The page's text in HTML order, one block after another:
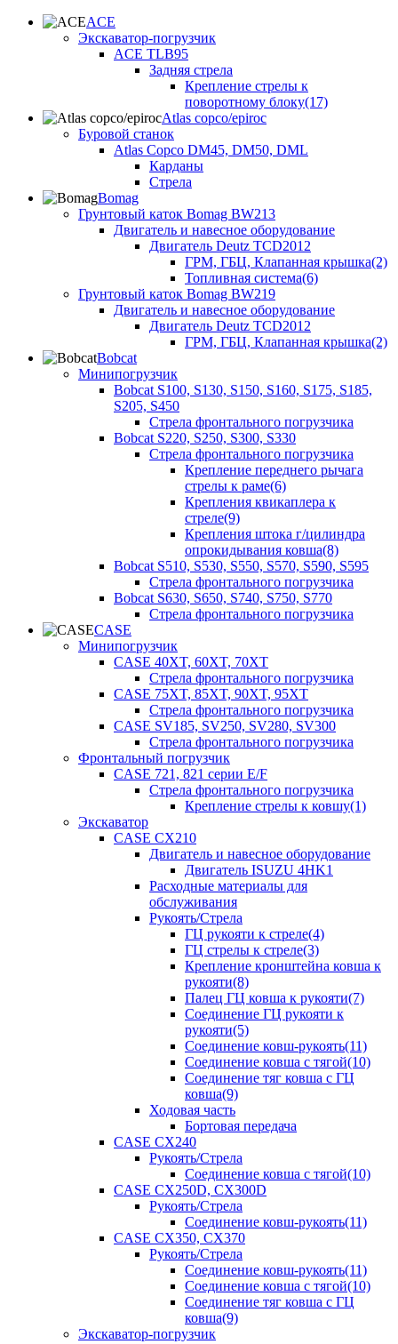
ACE
Экскаватор-погрузчик
ACE TLB95
Задняя стрела
Крепление стрелы к
поворотному блоку(17)
Atlas copco/epiroc
Буровой станок
Atlas Copco DM45, DM50, DML
Карданы
Стрела
Bomag
Грунтовый каток Bomag BW213
Двигатель и навесное оборудование
Двигатель Deutz TCD2012
ГРМ, ГБЦ, Клапанная крышка(2)
Топливная система(6)
Грунтовый каток Bomag BW219
Двигатель и навесное оборудование
Двигатель Deutz TCD2012
ГРМ, ГБЦ, Клапанная крышка(2)
Bobcat
Минипогрузчик
Bobcat S100, S130, S150, S160, S175, S185,
S205, S450
Стрела фронтального погрузчика
Bobcat S220, S250, S300, S330
Стрела фронтального погрузчика
Крепление переднего рычага
стрелы к раме(6)
Крепления квикаплера к
стреле(9)
Крепления штока г/цилиндра
опрокидывания ковша(8)
Bobcat S510, S530, S550, S570, S590, S595
Стрела фронтального погрузчика
Bobcat S630, S650, S740, S750, S770
Стрела фронтального погрузчика
CASE
Минипогрузчик
CASE 40XT, 60XT, 70XT
Стрела фронтального погрузчика
CASE 75XT, 85XT, 90XT, 95XT
Стрела фронтального погрузчика
CASE SV185, SV250, SV280, SV300
Стрела фронтального погрузчика
Фронтальный погрузчик
CASE 721, 821 серии E/F
Стрела фронтального погрузчика
Крепление стрелы к ковшу(1)
Экскаватор
CASE CX210
Двигатель и навесное оборудование
Двигатель ISUZU 4HK1
Расходные материалы для
обслуживания
Рукоять/Стрела
ГЦ рукояти к стреле(4)
ГЦ стрелы к стреле(3)
Крепление кронштейна ковша к
рукояти(8)
Палец ГЦ ковша к рукояти(7)
Соединение ГЦ рукояти к
рукояти(5)
Соединение ковш-рукоять(11)
Соединение ковша с тягой(10)
Соединение тяг ковша с ГЦ
ковша(9)
Ходовая часть
Бортовая передача
CASE CX240
Рукоять/Стрела
Соединение ковша с тягой(10)
CASE CX250D, CX300D
Рукоять/Стрела
Соединение ковш-рукоять(11)
CASE CX350, CX370
Рукоять/Стрела
Соединение ковш-рукоять(11)
Соединение ковша с тягой(10)
Соединение тяг ковша с ГЦ
ковша(9)
Экскаватор-погрузчик